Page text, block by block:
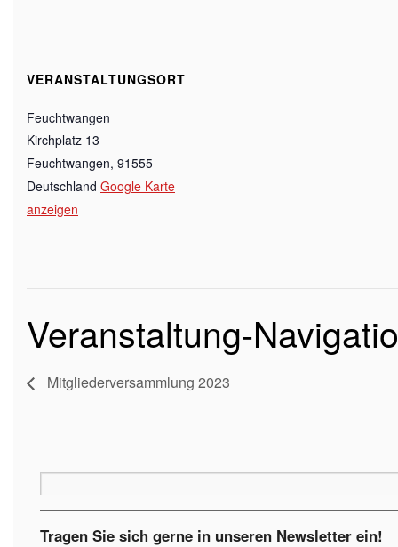
VERANSTALTUNGSORT
Feuchtwangen
Kirchplatz 13
Feuchtwangen, 91555
Deutschland Google Karte
anzeigen
Veranstaltung-
Mitgliederversammlung 2023
Tragen Sie sich gerne in unseren Newsletter ein!